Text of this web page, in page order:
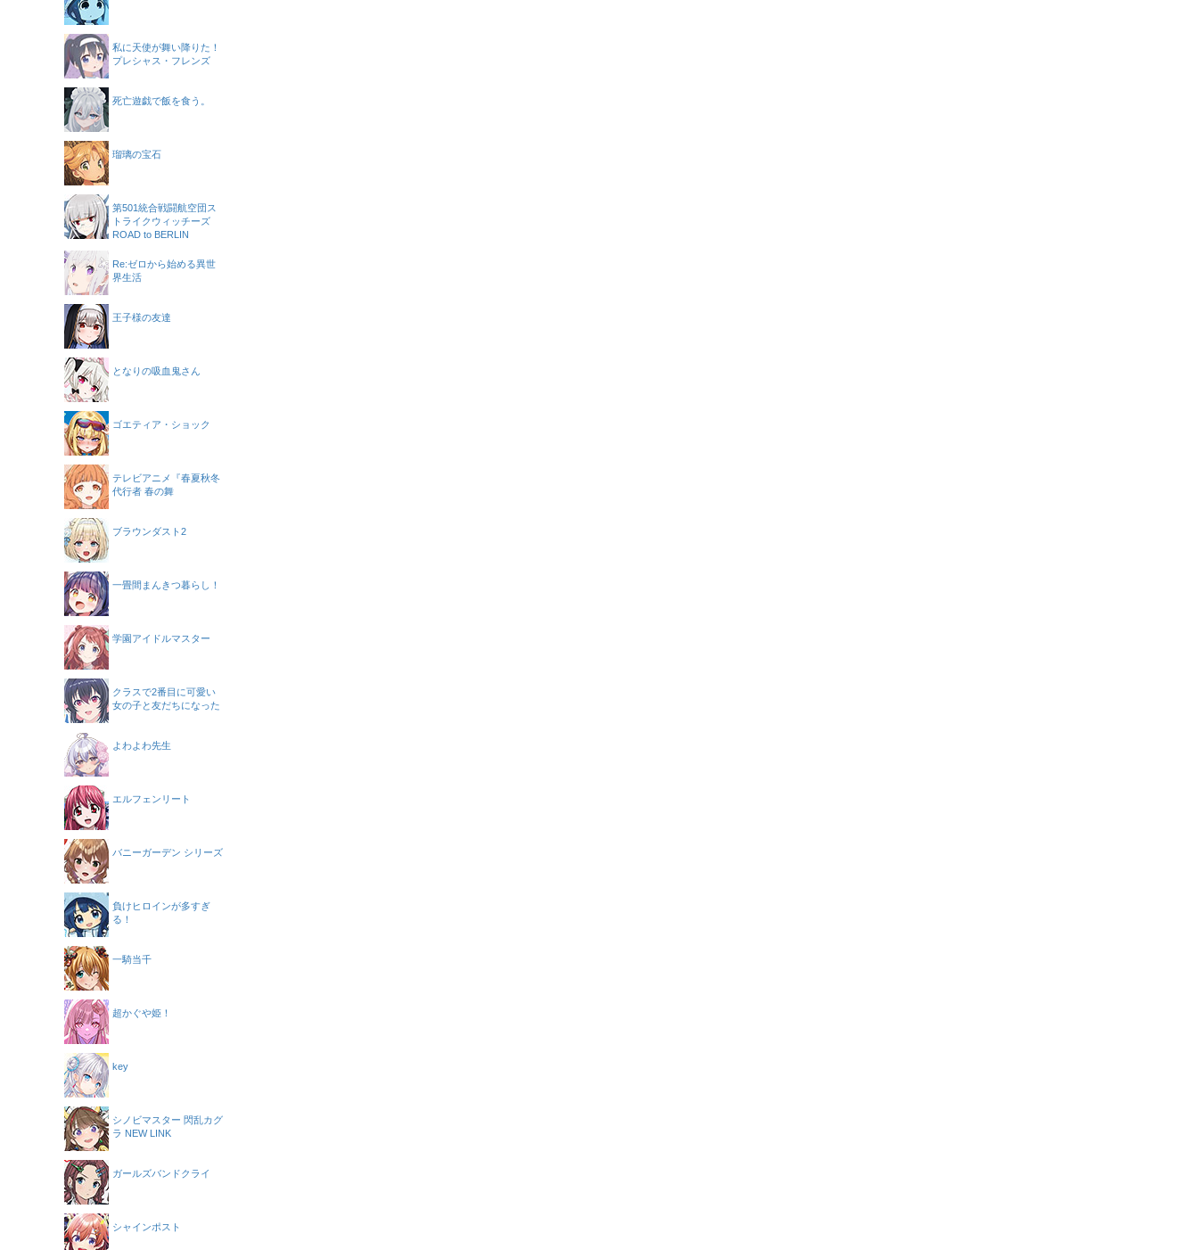
私に天使が舞い降りた！
プレシャス・フレンズ
死亡遊戯で飯を食う。
瑠璃の宝石
第501統合戦闘航空団ス
トライクウィッチーズ
ROAD to BERLIN
Re:ゼロから始める異世
界生活
王子様の友達
となりの吸血鬼さん
ゴエティア・ショック
テレビアニメ『春夏秋冬
代行者 春の舞
ブラウンダスト2
一畳間まんきつ暮らし！
学園アイドルマスター
クラスで2番目に可愛い
女の子と友だちになった
よわよわ先生
エルフェンリート
バニーガーデン シリーズ
負けヒロインが多すぎ
る！
一騎当千
超かぐや姫！
key
シノビマスター 閃乱カグ
ラ NEW LINK
ガールズバンドクライ
シャインポスト